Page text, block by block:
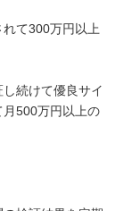
て300万円以上
続けて優良サイ
月500万円以上の